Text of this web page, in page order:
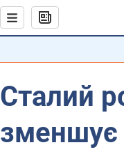
Сталий
зменшує